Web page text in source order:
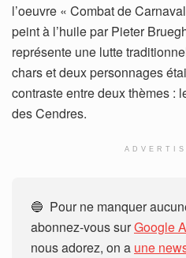
l’oeuvre « Combat de
peint à l’huile par Pieter
représente une lutte
chars et deux personnages
contraste entre deux thèmes :
des Cendres.
🔵 Pour ne manquer
abonnez-vous surGoogle
nous adorez, on a une